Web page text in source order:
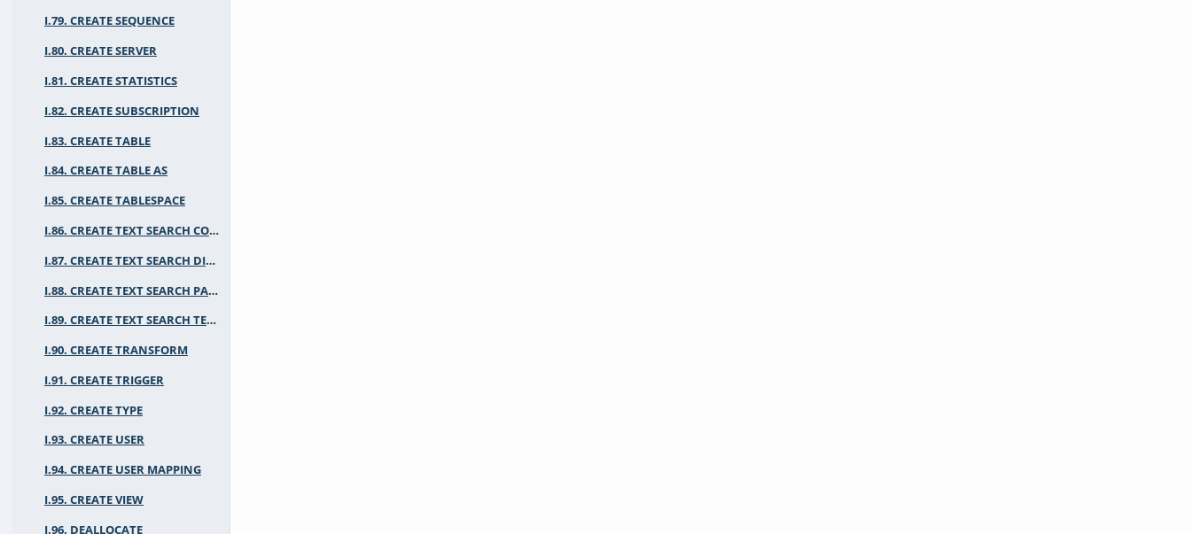
I.79. CREATE SEQUENCE
I.80. CREATE SERVER
I.81. CREATE STATISTICS
I.82. CREATE SUBSCRIPTION
I.83. CREATE TABLE
I.84. CREATE TABLE AS
I.85. CREATE TABLESPACE
I.86. CREATE TEXT SEARCH CONFIGURATION
I.87. CREATE TEXT SEARCH DICTIONARY
I.88. CREATE TEXT SEARCH PARSER
I.89. CREATE TEXT SEARCH TEMPLATE
I.90. CREATE TRANSFORM
I.91. CREATE TRIGGER
I.92. CREATE TYPE
I.93. CREATE USER
I.94. CREATE USER MAPPING
I.95. CREATE VIEW
I.96. DEALLOCATE